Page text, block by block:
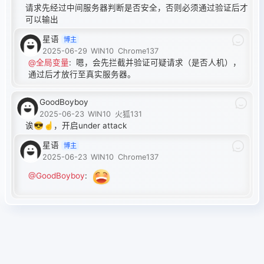
请求先经过中间服务器判断是否安全，否则必须通过验证后才
可以输出
星语 博主
2025-06-29 WIN10 Chrome137
@全局变量:
嗯，会先拦截并验证可疑请求（是否人机），
通过后才放行至真实服务器。
GoodBoyboy
2025-06-23 WIN10 火狐131
诶😎☝️，开启under attack
星语 博主
2025-06-23 WIN10 Chrome137
@GoodBoyboy: